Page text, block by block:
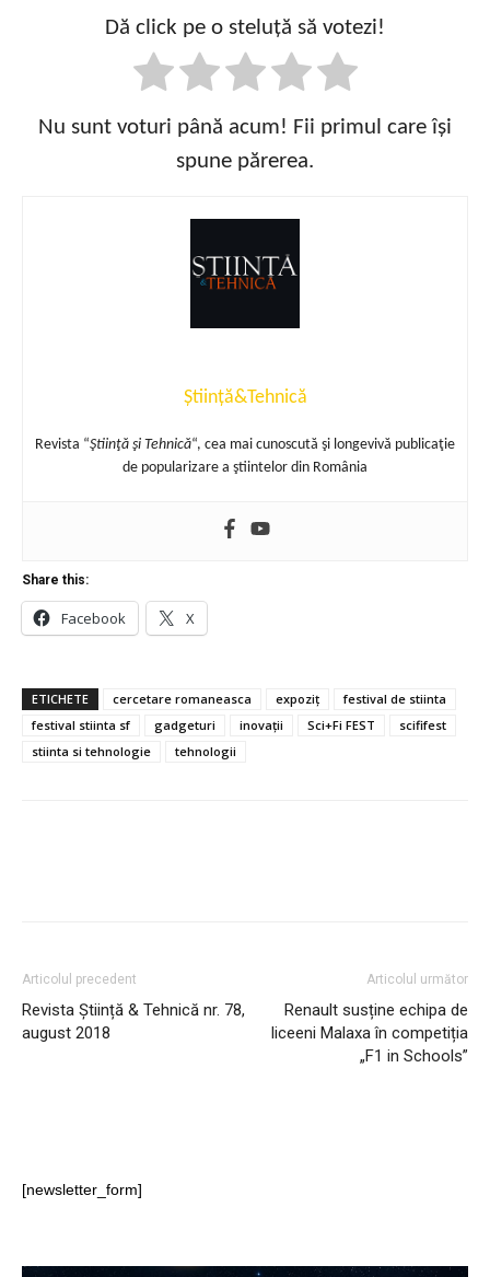
Dă click pe o steluță să votezi!
Nu sunt voturi până acum! Fii primul care își
spune părerea.
Știință&Tehnică
Revista “Ştiinţă şi Tehnică“, cea mai cunoscută şi longevivă publicaţie
de popularizare a ştiintelor din România
Share this:
Facebook X
ETICHETE cercetare romaneasca expoziț
festival de stiinta
festival stiinta sf
gadgeturi inovații Sci+Fi FEST
scififest
stiinta si tehnologie
tehnologii
Articolul precedent
Revista Știință & Tehnică nr. 78,
august 2018
Articolul următor
Renault susține echipa de
liceeni Malaxa în competiția
„F1 in Schools”
[newsletter_form]